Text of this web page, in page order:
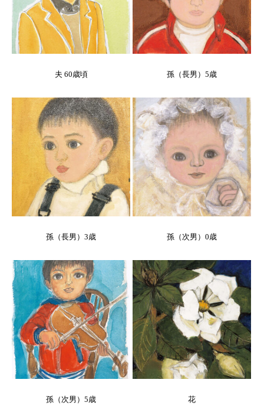
夫 60歳頃 孫（長男）5歳
孫（長男）3歳 孫（次男）0歳
孫（次男）5歳 花